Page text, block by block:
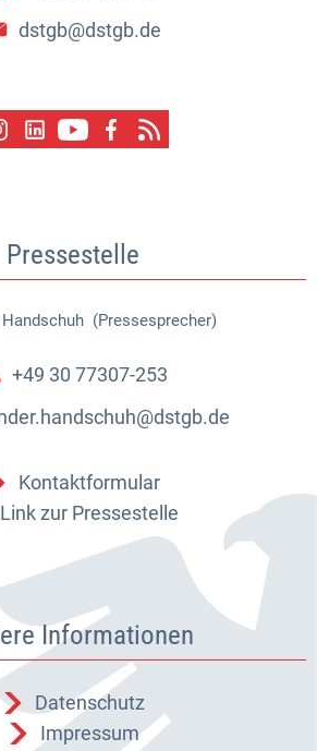
dstgb@dstgb.de
Pressestelle
Handschuh (Pressesprecher)
Alexander Handschuh
+49 30 77307-253
Kontaktformular
Link zur Pressestelle
Informationen
Datenschutz
Impressum